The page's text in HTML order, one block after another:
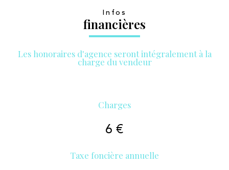
Infos
financières
Les honoraires d'agence seront intégralement à la
charge du vendeur
Charges
6 €
Taxe foncière annuelle